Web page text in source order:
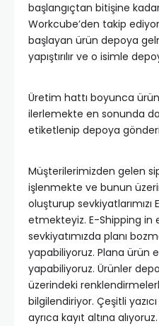
başlangıçtan bitişine
Workcube’den takip
başlayan ürün depoya
yapıştırılır ve o isimle
Üretim hattı boyunca
ilerlemekte en sonunda
etiketlenip depoya
Müşterilerimizden gelen
işlenmekte ve bunun
oluşturup
etmekteyiz. E-Shipping in
sevkiyatımızda planı
yapabiliyoruz. Plana ürün
yapabiliyoruz. Ürünler
üzerindeki
bilgilendiriyor. Çeşitli
ayrıca kayıt altına